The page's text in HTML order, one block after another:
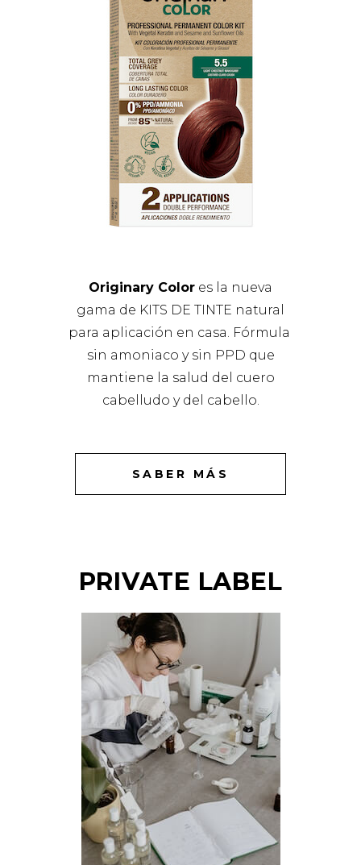
Originary Color es la nueva
gama de KITS DE TINTE natural
para aplicación en casa. Fórmula
sin amoniaco y sin PPD que
mantiene la salud del cuero
cabelludo y del cabello.
SABER MÁS
PRIVATE LABEL